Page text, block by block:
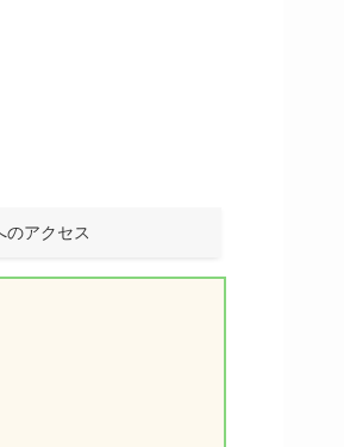
のアクセス